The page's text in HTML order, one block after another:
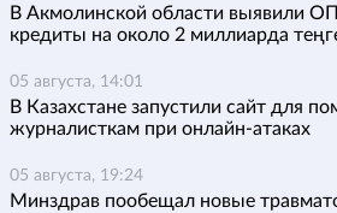
В Акмолинской области выявили
кредиты на около 2 миллиарда
05 августа, 14:01
В Казахстане запустили сайт для
журналисткам при онлайн-атаках
05 августа, 19:24
Минздрав пообещал новые